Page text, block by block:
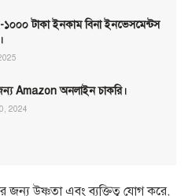
১০০০ টাকা ইনকাম বিনা ইনভেসমেন্টস
জন্য Amazon অনলাইন চাকরি।
2024
জন্য উষ্ণতা এবং ব্যক্তিত্ব যোগ করে,